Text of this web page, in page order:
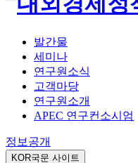
발간물
세미나
연구원소식
고객마당
연구원소개
APEC 연구컨소시엄
정보공개
KOR국문 사이트